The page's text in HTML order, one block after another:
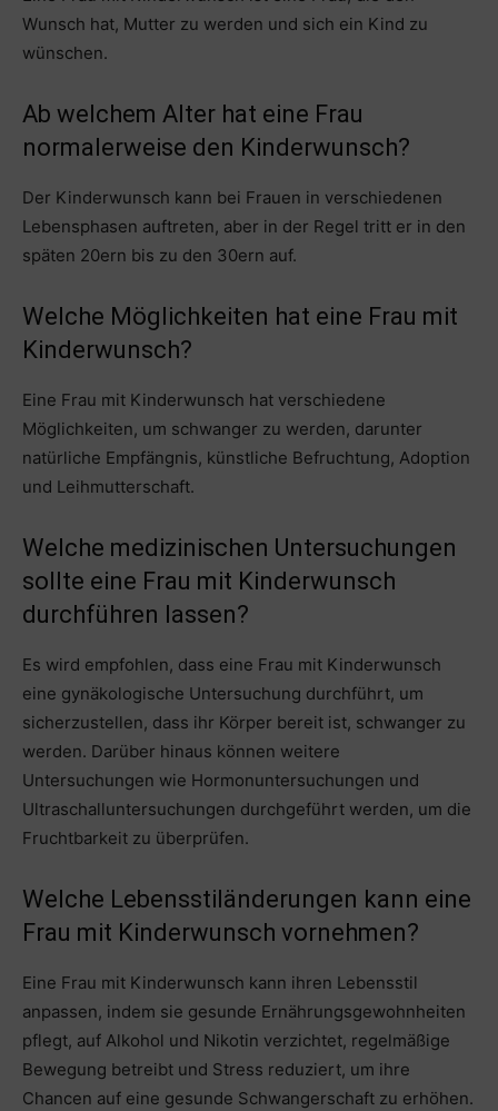
Wunsch hat, Mutter zu werden und sich ein Kind zu
wünschen.
Ab welchem Alter hat eine Frau
normalerweise den Kinderwunsch?
Der Kinderwunsch kann bei Frauen in verschiedenen
Lebensphasen auftreten, aber in der Regel tritt er in den
späten 20ern bis zu den 30ern auf.
Welche Möglichkeiten hat eine Frau mit
Kinderwunsch?
Eine Frau mit Kinderwunsch hat verschiedene
Möglichkeiten, um schwanger zu werden, darunter
natürliche Empfängnis, künstliche Befruchtung, Adoption
und Leihmutterschaft.
Welche medizinischen Untersuchungen
sollte eine Frau mit Kinderwunsch
durchführen lassen?
Es wird empfohlen, dass eine Frau mit Kinderwunsch
eine gynäkologische Untersuchung durchführt, um
sicherzustellen, dass ihr Körper bereit ist, schwanger zu
werden. Darüber hinaus können weitere
Untersuchungen wie Hormonuntersuchungen und
Ultraschalluntersuchungen durchgeführt werden, um die
Fruchtbarkeit zu überprüfen.
Welche Lebensstiländerungen kann eine
Frau mit Kinderwunsch vornehmen?
Eine Frau mit Kinderwunsch kann ihren Lebensstil
anpassen, indem sie gesunde Ernährungsgewohnheiten
pflegt, auf Alkohol und Nikotin verzichtet, regelmäßige
Bewegung betreibt und Stress reduziert, um ihre
Chancen auf eine gesunde Schwangerschaft zu erhöhen.